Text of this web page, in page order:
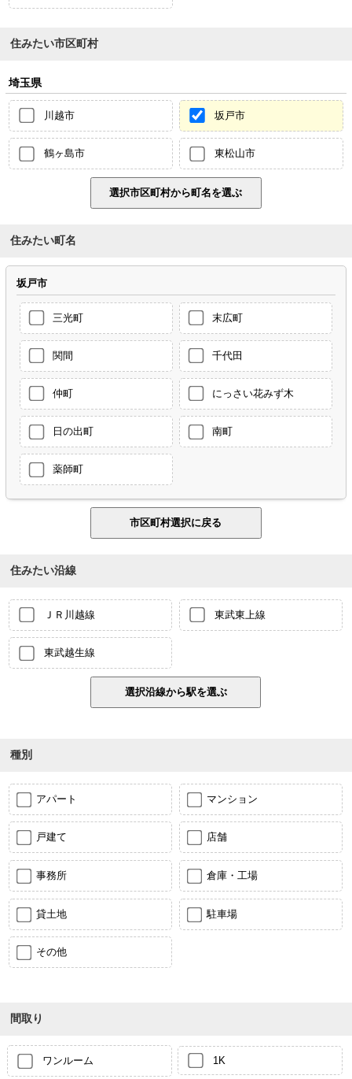
住みたい市区町村
埼玉県
川越市 坂戸市
鶴ヶ島市 東松山市
住みたい町名
坂戸市
三光町 末広町
関間 千代田
仲町 にっさい花みず木
日の出町 南町
薬師町
住みたい沿線
ＪＲ川越線 東武東上線
東武越生線
種別
アパート マンション
戸建て 店舗
事務所 倉庫・工場
貸土地 駐車場
その他
間取り
ワンルーム 1K